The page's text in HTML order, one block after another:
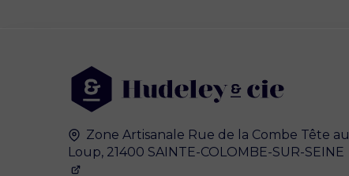
Zone Artisanale Rue de la Combe Tête au
Loup, 21400 SAINTE-COLOMBE-SUR-SEINE